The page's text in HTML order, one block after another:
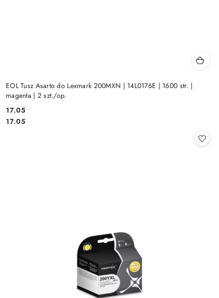
EOL Tusz Asarto do Lexmark 200MXN | 14L0176E | 1600 str. |
magenta | 2 szt./op.
Cena:
17.05
Cena:
17.05